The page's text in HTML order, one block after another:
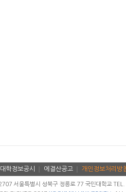
대학정보공시 에결산공고 개인정보처리방
서울특별시 성북구 정릉로 77 국민대학교